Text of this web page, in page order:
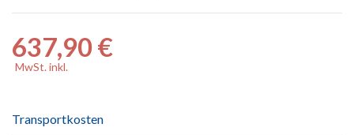
637,90 €
MwSt. inkl.
Transportkosten